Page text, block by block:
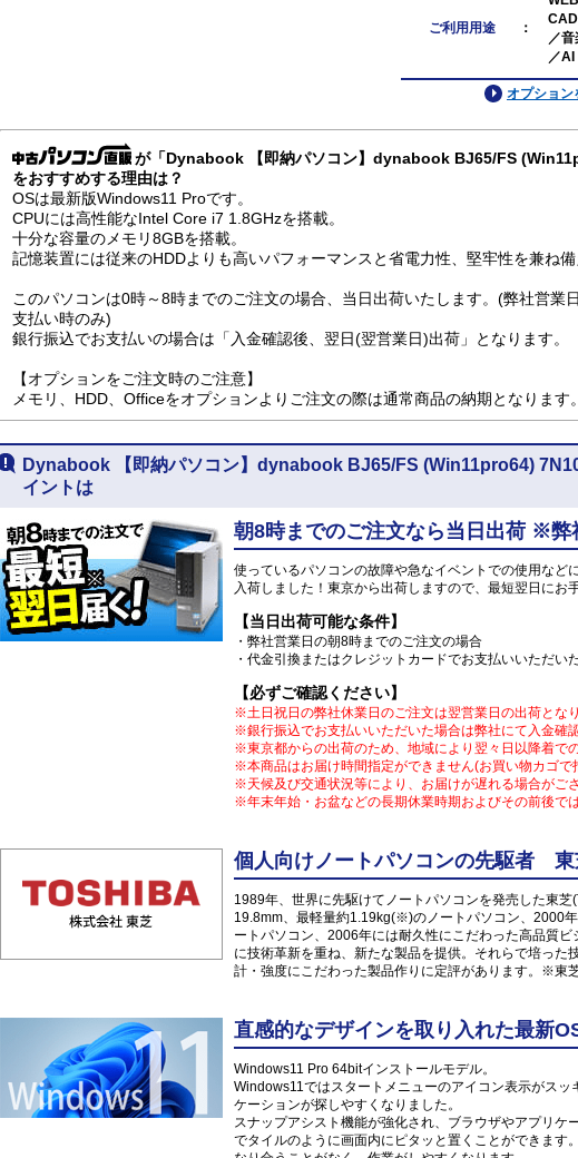
ご利用用途 ：
／
／
オプション
が「Dynabook 【即納パソコン】dynabook BJ65/FS
をおすすめする理由は？
OSは最新版Windows11 Proです。
CPUには高性能なIntel Core i7 1.8GHzを搭載。
十分な容量のメモリ8GBを搭載。
記憶装置には従来のHDDよりも高いパフォーマンスと省電力性、堅牢性を兼ね備
このパソコンは0時～8時までのご注文の場合、当日出荷いたします。(弊社営業
支払い時のみ)
銀行振込でお支払いの場合は「入金確認後、翌日(翌営業日)出荷」となります。
【オプションをご注文時のご注意】
メモリ、HDD、Officeをオプションよりご注文の際は通常商品の納期となります
Dynabook 【即納パソコン】dynabook BJ65/FS (Win11pro64)
イントは
朝8時までのご注文なら当日出荷 ※弊
使っているパソコンの故障や急なイベントでの使用など
入荷しました！東京から出荷しますので、最短翌日にお
【当日出荷可能な条件】
・弊社営業日の朝8時までのご注文の場合
・代金引換またはクレジットカードでお支払いいただい
【必ずご確認ください】
※土日祝日の弊社休業日のご注文は翌営業日の出荷とな
※銀行振込でお支払いいただいた場合は弊社にて入金確
※東京都からの出荷のため、地域により翌々日以降着で
※本商品はお届け時間指定ができません(お買い物カゴで
※天候及び交通状況等により、お届けが遅れる場合がご
※年末年始・お盆などの長期休業時期およびその前後で
個人向けノートパソコンの先駆者
1989年、世界に先駆けてノートパソコンを発売した東
19.8mm、最軽量約1.19kg(※)のノートパソコン、2000
ートパソコン、2006年には耐久性にこだわった高品質
に技術革新を重ね、新たな製品を提供。それらで培った
計・強度にこだわった製品作りに定評があります。※東
直感的なデザインを取り入れた最新
Windows11 Pro 64bitインストールモデル。
Windows11ではスタートメニューのアイコン表示がスッ
ケーションが探しやすくなりました。
スナップアシスト機能が強化され、ブラウザやアプリケ
でタイルのように画面内にピタッと置くことができます